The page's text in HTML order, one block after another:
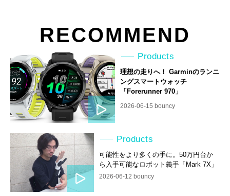
RECOMMEND
Products
理想の走りへ！ Garminのランニ
ングスマートウォッチ
「Forerunner 970」
2026-06-15 bouncy
Products
可能性をより多くの手に。50万円台か
ら入手可能なロボット義手「Mark 7X」
2026-06-12 bouncy